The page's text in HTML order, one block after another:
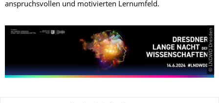
anspruchsvollen und motivierten Lernumfeld.
© LNDWD Dresden